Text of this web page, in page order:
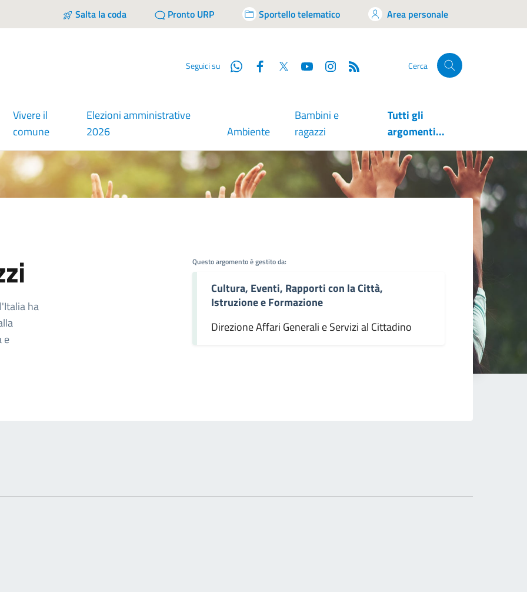
Salta la coda Pronto URP Sportello telematico Area personale
Seguici su WhatsappFacebook
Twitter YouTube Cerca
Vivere il
comune
Elezioni amministrative
2026
Ambiente
Bambini e
ragazzi
Tutti gli
argomenti...
ha
e
Questo argomento è gestito da:
Cultura, Eventi, Rapporti con la Città,
Istruzione e Formazione
Direzione Affari Generali e Servizi al Cittadino